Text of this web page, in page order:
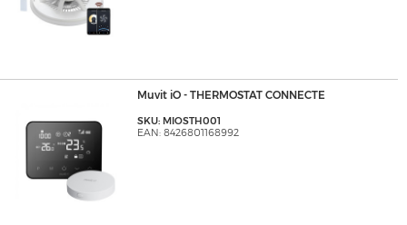
Muvit iO - THERMOSTAT CONNECTE
SKU: MIOSTH001
EAN: 8426801168992